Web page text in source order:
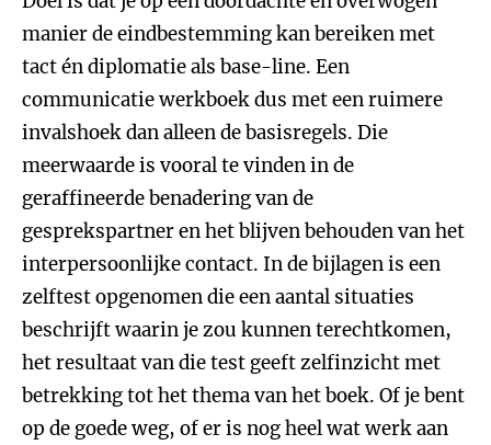
manier de eindbestemming kan bereiken met
tact én diplomatie als base-line. Een
communicatie werkboek dus met een ruimere
invalshoek dan alleen de basisregels. Die
meerwaarde is vooral te vinden in de
geraffineerde benadering van de
gesprekspartner en het blijven behouden van het
interpersoonlijke contact. In de bijlagen is een
zelftest opgenomen die een aantal situaties
beschrijft waarin je zou kunnen terechtkomen,
het resultaat van die test geeft zelfinzicht met
betrekking tot het thema van het boek. Of je bent
op de goede weg, of er is nog heel wat werk aan